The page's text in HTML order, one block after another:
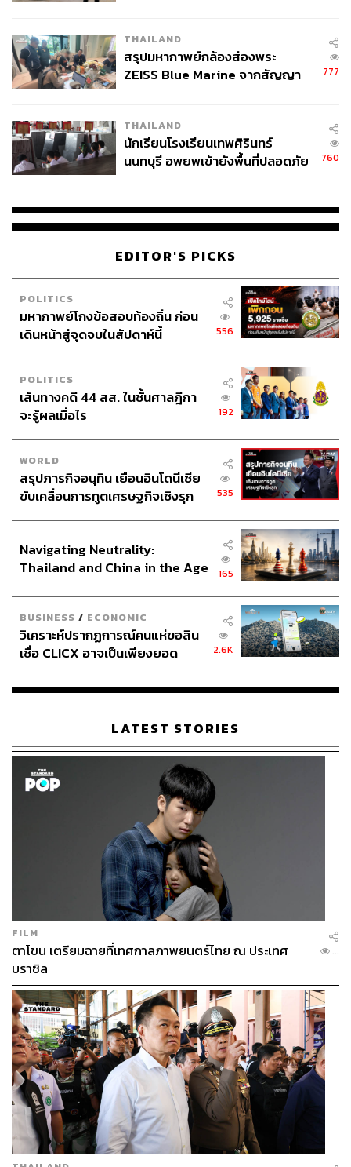
TAGS: สำนักงานตำรวจแห่งชาติ
กระทรวงยุติธรรม
กระทรวงมหาดไทย
สแกมเมอร์
นายกรัฐมนตรี
ABOUT THE AUTHOR
THE STANDARD TEAM
กองบรรณาธิการ THE STANDARD
THAILAND
สรุปมหากาพย์กล้องส่องพระ
ZEISS Blue Marine จากสัญญา
จ่ายหนี้-แอบระบุแบรนด์
777
THAILAND
นักเรียนโรงเรียนเทพศิรินทร์
นนทบุรี อพยพเข้ายังพื้นที่ปลอดภัย
760
EDITOR'S PICKS
POLITICS
มหากาพย์โกงข้อสอบท้องถิ่น ก่อน
เดินหน้าสู่จุดจบในสัปดาห์นี้
556
POLITICS
เส้นทางคดี 44 สส. ในชั้นศาลฎีกา
จะรู้ผลเมื่อไร
192
WORLD
สรุปภารกิจอนุทิน เยือนอินโดนีเซีย
ขับเคลื่อนการทูตเศรษฐกิจเชิงรุก
535
Navigating Neutrality:
Thailand and China in the Age
165
BUSINESS / ECONOMIC
วิเคราะห์ปรากฏการณ์คนแห่ขอสิน
เชื่อ CLICX อาจเป็นเพียงยอด
เรือนไทยที่ถูกซุกไว้
2.6K
LATEST STORIES
FILM
ตาโขน เตรียมฉายที่เทศกาลภาพยนตร์ไทย ณ ประเทศ
บราซิล
...